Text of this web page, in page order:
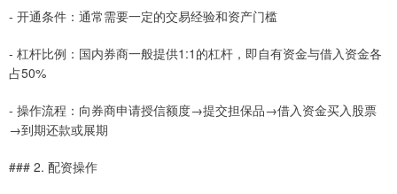
- 开通条件：通常需要一定的交易经验和资产门槛
- 杠杆比例：国内券商一般提供1:1的杠杆，即自有资金与借入资金各
占50%
- 操作流程：向券商申请授信额度→提交担保品→借入资金买入股票
→到期还款或展期
### 2. 配资操作